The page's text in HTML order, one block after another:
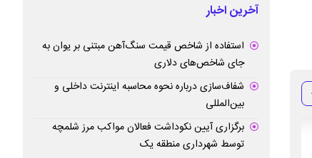
آخرین اخبار
استفاده از شاخص قیمت سنگ‌آهن مبتنی بر یوان به
جای شاخص‌های دلاری
شفاف‌سازی درباره نحوه محاسبه اینترنت داخلی و
بین‌المللی
برگزاری آیین نکوداشت فعالان مواکب مرز شلمچه
توسط شهرداری منطقه یک